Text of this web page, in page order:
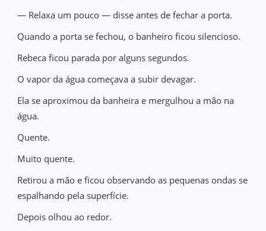
— Relaxa um pouco — disse antes de fechar a porta.
Quando a porta se fechou, o banheiro ficou silencioso.
Rebeca ficou parada por alguns segundos.
O vapor da água começava a subir devagar.
Ela se aproximou da banheira e mergulhou a mão na
água.
Quente.
Muito quente.
Retirou a mão e ficou observando as pequenas ondas se
espalhando pela superfície.
Depois olhou ao redor.